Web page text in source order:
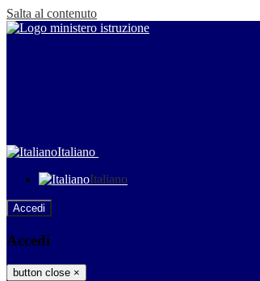
Salta al contenuto
Italiano
Italiano
Accedi
Accedi
button close ×